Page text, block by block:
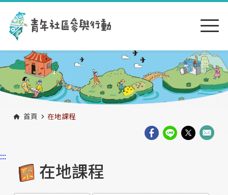
跳到主要內容區塊
首頁 在地課程
:::
在地課程